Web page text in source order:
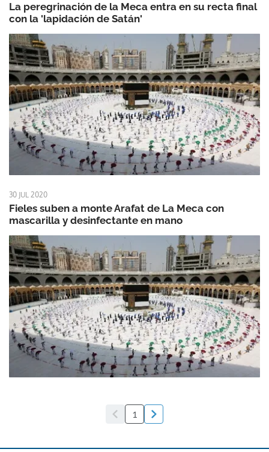
La peregrinación de la Meca entra en su recta final
con la 'lapidación de Satán'
30 JUL 2020
Fieles suben a monte Arafat de La Meca con
mascarilla y desinfectante en mano
1